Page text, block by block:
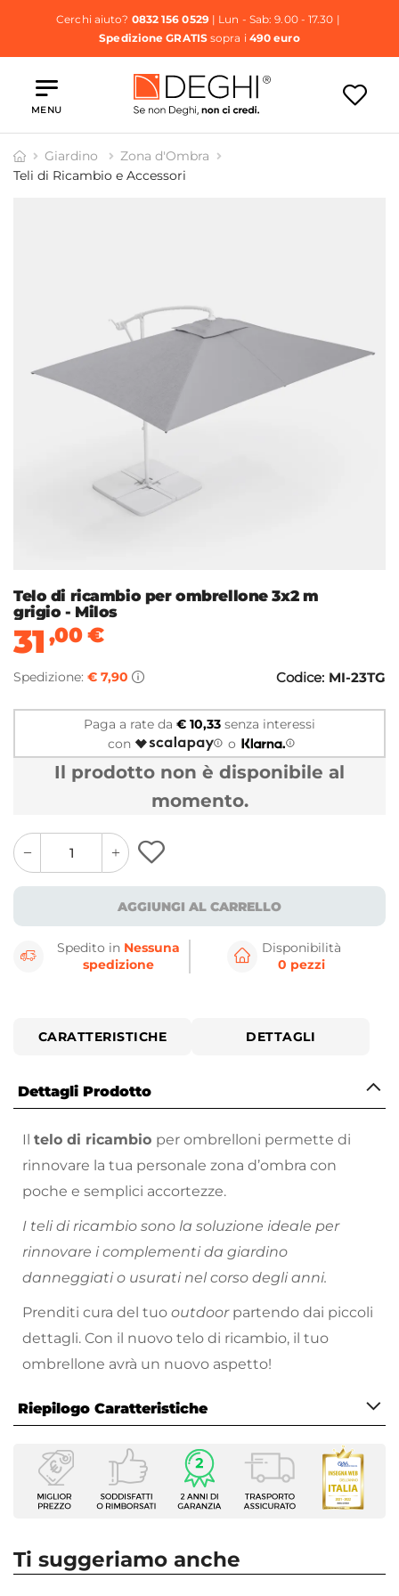
Cerchi aiuto? 0832 156 0529| Lun - Sab: 9.00 - 17.30 |
Spedizione GRATISsopra i 490 euro
MENU
Giardino
Zona d'Ombra
Teli di Ricambio e Accessori
Telo di ricambio per ombrellone 3x2 m
grigio - Milos
31,00€
Spedizione: € 7,90 Codice: MI-23TG
Paga a rate da € 10,33 senza interessi
con
o
Il prodotto non è disponibile al
momento.
quantity
button
quantity
minus
button
AGGIUNGI AL CARRELLO
Spedito in Nessuna
spedizione
Disponibilità
0 pezzi
CARATTERISTICHE DETTAGLI
Dettagli Prodotto
Il telo di ricambio per ombrelloni permette di
rinnovare la tua personale zona d’ombra con
poche e semplici accortezze.
I teli di ricambio sono la soluzione ideale per
rinnovare i complementi da giardino
danneggiati o usurati nel corso degli anni.
Prenditi cura del tuo outdoorpartendo dai piccoli
dettagli. Con il nuovo telo di ricambio, il tuo
ombrellone avrà un nuovo aspetto!
Riepilogo Caratteristiche
Caratteristiche
Tipologia
Telo per ombrellone
Rettangolare
Larghezza
Ti suggeriamo anche